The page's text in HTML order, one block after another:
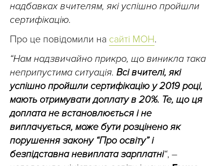
надбавках вчителям, які успішно пройшли
сертифікацію.
Про це повідомили на сайті МОН.
“Нам надзвичайно прикро, що виникла така
неприпустима ситуація. Всі вчителі, які
успішно пройшли сертифікацію у 2019 році,
мають отримувати доплату в 20%. Те, що ця
доплата не встановлюється і не
виплачується, може бути розцінено як
порушення закону “Про освіту” і
безпідставна невиплата зарплатні“, –